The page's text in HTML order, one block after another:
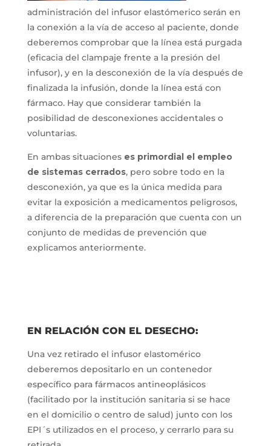
administración del infusor elastómerico serán en
la conexión a la vía de acceso al paciente, donde
deberemos comprobar que la línea está purgada
(eficacia del clampaje frente a la presión del
infusor), y en la desconexión de la vía después de
finalizada la infusión, donde la línea está con
fármaco. Hay que considerar también la
posibilidad de desconexiones accidentales o
voluntarias.
En ambas situaciones es primordial el empleo
de sistemas cerrados, pero sobre todo en la
desconexión, ya que es la única medida para
evitar la exposición a medicamentos peligrosos,
a diferencia de la preparación que cuenta con un
conjunto de medidas de prevención que
explicamos anteriormente.
EN RELACIÓN CON EL DESECHO:
Una vez retirado el infusor elastomérico
deberemos depositarlo en un contenedor
específico para fármacos antineoplásicos
(facilitado por la institución sanitaria si se hace
en el domicilio o centro de salud) junto con los
EPI´s utilizados en el proceso, y cerrarlo para su